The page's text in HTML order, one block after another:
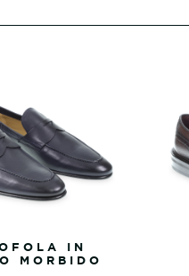
IN
MORBIDO